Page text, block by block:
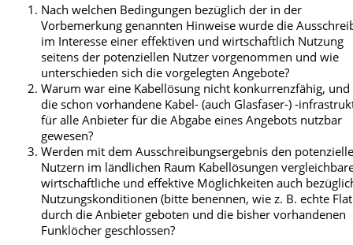
Nach welchen Bedingungen bezüglich der in der
Vorbemerkung genannten Hinweise wurde die
im Interesse einer effektiven und wirtschaftlich Nutzung
seitens der potenziellen Nutzer vorgenommen und wie
unterschieden sich die vorgelegten Angebote?
Warum war eine Kabellösung nicht konkurrenzfähig, und
die schon vorhandene Kabel- (auch Glasfaser-) -
für alle Anbieter für die Abgabe eines Angebots nutzbar
gewesen?
Werden mit dem Ausschreibungsergebnis den
Nutzern im ländlichen Raum Kabellösungen
wirtschaftliche und effektive Möglichkeiten auch
Nutzungskonditionen (bitte benennen, wie z. B. echte
durch die Anbieter geboten und die bisher vorhandenen
Funklöcher geschlossen?